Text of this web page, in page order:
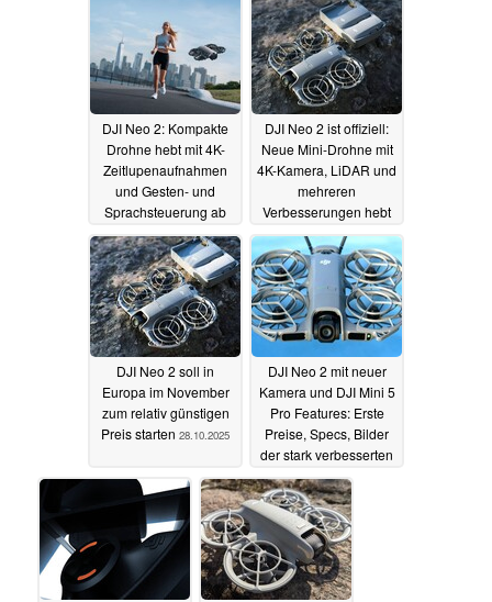
DJI Neo 2: Kompakte
Drohne hebt mit 4K-
Zeitlupenaufnahmen
und Gesten- und
Sprachsteuerung ab
13.11.2025
DJI Neo 2 ist offiziell:
Neue Mini-Drohne mit
4K-Kamera, LiDAR und
mehreren
Verbesserungen hebt
ab30.10.2025
DJI Neo 2 soll in
Europa im November
zum relativ günstigen
Preis starten 28.10.2025
DJI Neo 2 mit neuer
Kamera und DJI Mini 5
Pro Features: Erste
Preise, Specs, Bilder
der stark verbesserten
Minidrohne geleakt
25.10.2025